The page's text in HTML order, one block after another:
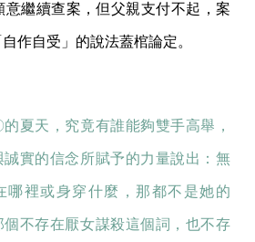
意繼續查案，但父親支付不起，案
作自受」的說法蓋棺論定。
夏天，究竟有誰能夠雙手高舉，
誠實的信念所賦予的力量說出：無
哪裡或身穿什麼，那都不是她的
個不存在厭女謀殺這個詞，也不存